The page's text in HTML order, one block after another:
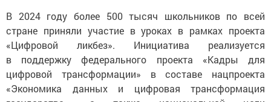
В 2024 году более 500 тысяч школьников по всей
стране приняли участие в уроках в рамках проекта
«Цифровой ликбез». Инициатива реализуется
в поддержку федерального проекта «Кадры для
цифровой трансформации» в составе нацпроекта
«Экономика данных и цифровая трансформация